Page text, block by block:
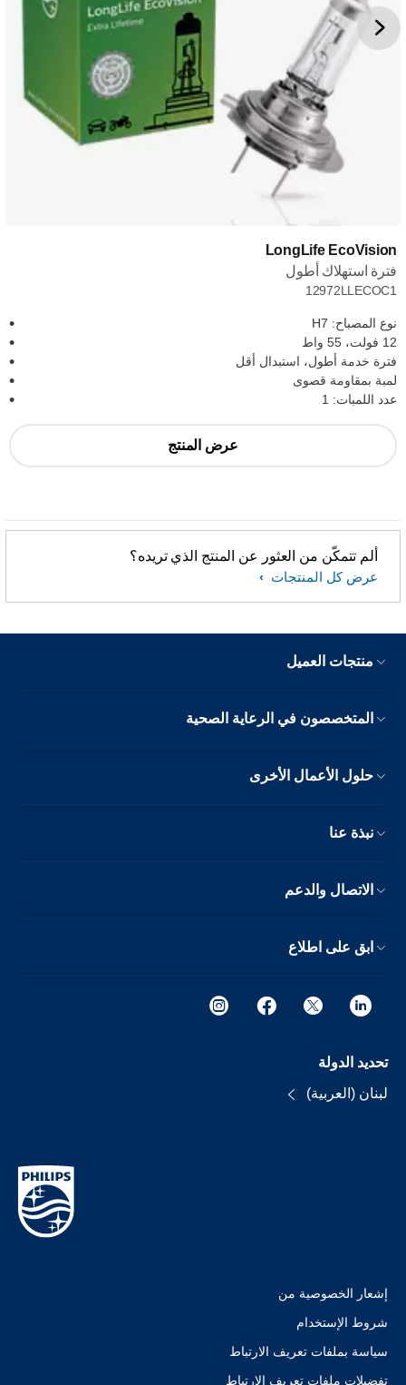
LongLife EcoVision
فترة استهلاك أطول
12972LLECOC1
نوع المصباح: H7
12 فولت، 55 واط
فترة خدمة أطول، استبدال أقل
لمبة بمقاومة قصوى
عدد اللمبات: 1
عرض المنتج
ألم تتمكّن من العثور عن المنتج الذي تريده؟
عرض كل المنتجات
منتجات العميل
المتخصصون في الرعاية الصحية
حلول الأعمال الأخرى
نبذة عنا
الاتصال والدعم
ابق على اطلاع
تحديد الدولة
لبنان (العربية)
إشعار الخصوصية من
شروط الإستخدام
سياسة بملفات تعريف الارتباط
تفضيلات ملفات تعريف الارتباط